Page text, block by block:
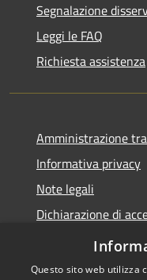
Segnalazione
Leggi le FAQ
Richiesta assistenza
Amministrazione
Informativa privacy
Note legali
Dichiarazione di
Feedback
Questo sito web utilizza